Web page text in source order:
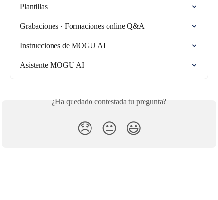
Plantillas
Grabaciones · Formaciones online Q&A
Instrucciones de MOGU AI
Asistente MOGU AI
¿Ha quedado contestada tu pregunta?
😞 😐 😃